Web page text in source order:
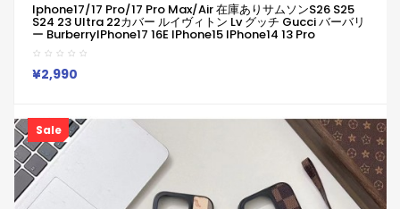
Iphone17/17 Pro/17 Pro Max/air 在庫ありサムソンs26 S25
S24 23 Ultra 22カバー ルイヴィトン Lv グッチ Gucci バーバリ
ー BurberryIPhone17 16E IPhone15 IPhone14 13 Pro
IPhone15 11 Pro 8 SE ケース ルイヴィトン Lv グッチ Gucci バー
バリー Burberry ギャラクシー S24 S23 Ultra Plus S22 S21ケー
ス 女子
¥2,990
Sale